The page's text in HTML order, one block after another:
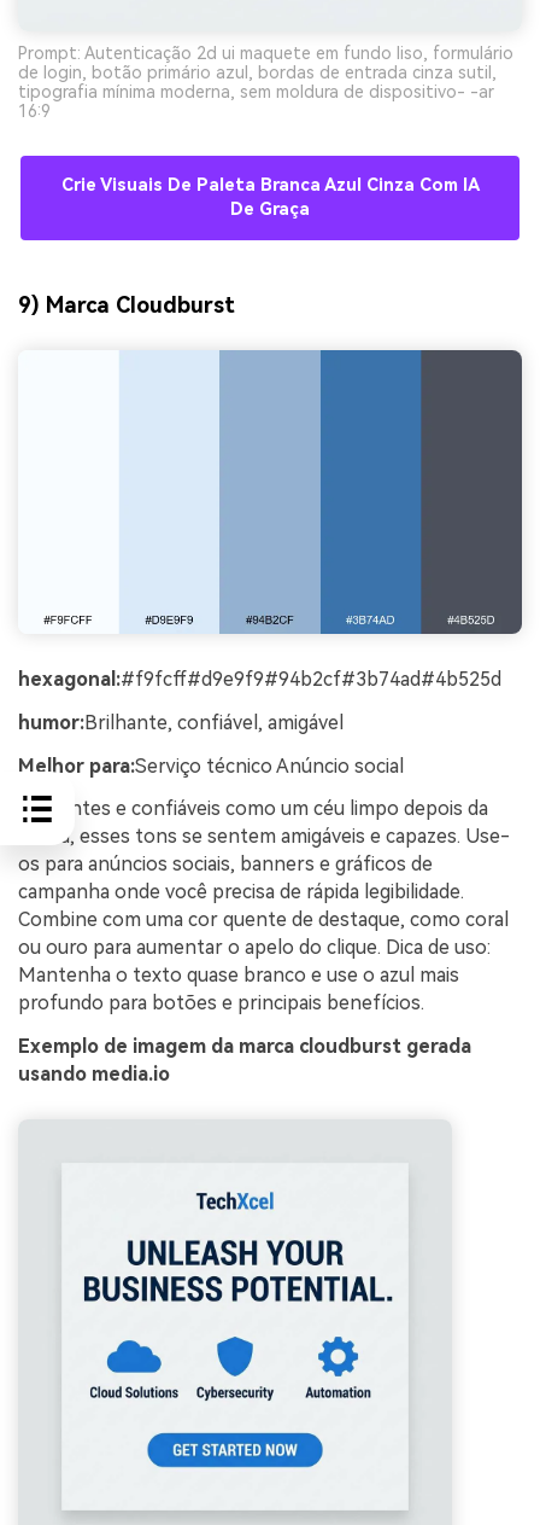
Prompt: Autenticação 2d ui maquete em fundo liso, formulário
de login, botão primário azul, bordas de entrada cinza sutil,
tipografia mínima moderna, sem moldura de dispositivo- -ar
16:9
Crie Visuais De Paleta Branca Azul Cinza Com IA
De Graça
9) Marca Cloudburst
hexagonal:#f9fcff#d9e9f9#94b2cf#3b74ad#4b525d
humor:Brilhante, confiável, amigável
Melhor para:Serviço técnico Anúncio social
Brilhantes e confiáveis como um céu limpo depois da
chuva, esses tons se sentem amigáveis e capazes. Use-
os para anúncios sociais, banners e gráficos de
campanha onde você precisa de rápida legibilidade.
Combine com uma cor quente de destaque, como coral
ou ouro para aumentar o apelo do clique. Dica de uso:
Mantenha o texto quase branco e use o azul mais
profundo para botões e principais benefícios.
Exemplo de imagem da marca cloudburst gerada
usando media.io